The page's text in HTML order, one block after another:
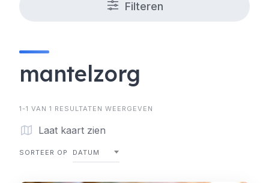
Filteren
mantelzorg
1-1 VAN 1 RESULTATEN WEERGEVEN
Laat kaart zien
SORTEER OP DATUM